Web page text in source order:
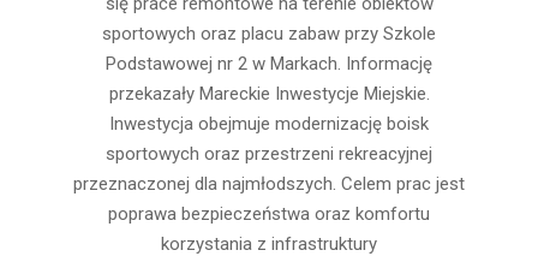
sportowych oraz placu zabaw przy Szkole
Podstawowej nr 2 w Markach. Informację
przekazały Mareckie Inwestycje Miejskie.
Inwestycja obejmuje modernizację boisk
sportowych oraz przestrzeni rekreacyjnej
przeznaczonej dla najmłodszych. Celem prac jest
poprawa bezpieczeństwa oraz komfortu
korzystania z infrastruktury